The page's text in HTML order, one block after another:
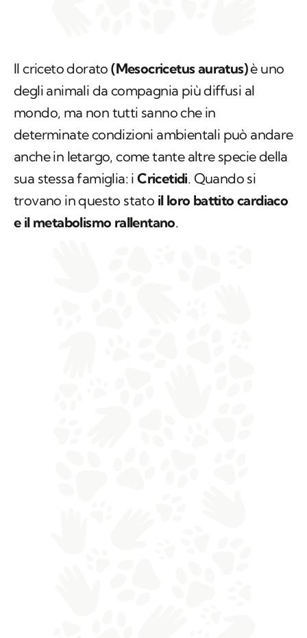
Il criceto dorato(Mesocricetus auratus)è uno
degli animali da compagnia più diffusi al
mondo, ma non tutti sanno che in
determinate condizioni ambientali può andare
anche in letargo, come tante altre specie della
sua stessa famiglia: iCricetidi. Quando si
trovano in questo stato il loro battito cardiaco
e il metabolismo rallentano.